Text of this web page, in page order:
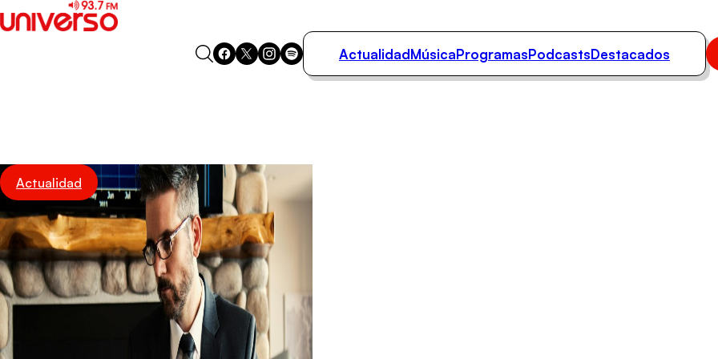
Podcasts
Destacados
ActualidadMúsicaProgramasPodcastsDestacados
Actualidad